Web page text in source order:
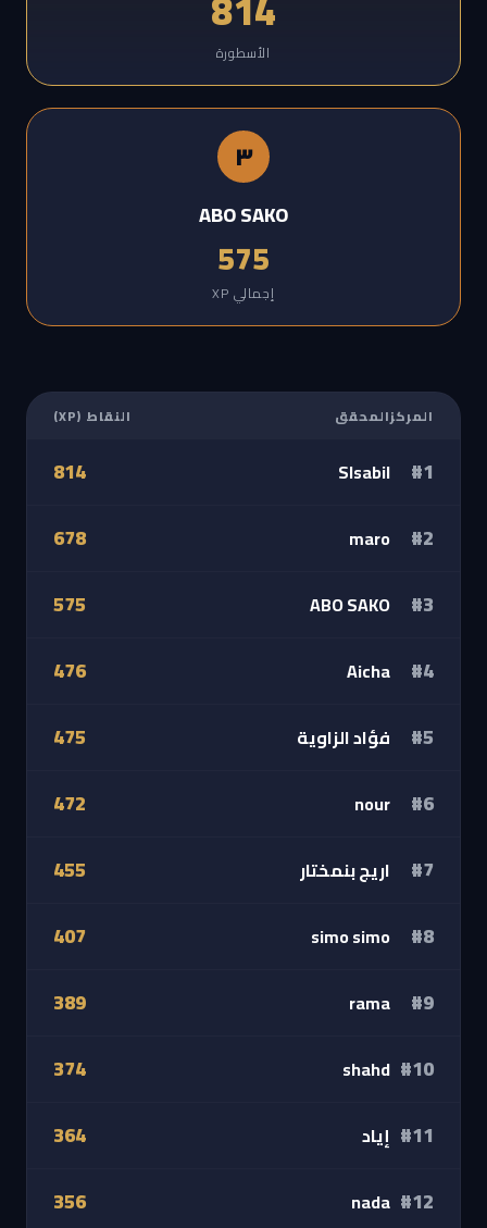
الأسطورة
٣
ABO SAKO
575
إجمالي XP
المركزالمحقق النقاط (XP)
#1
Slsabil
814
#2
maro
678
#3
ABO SAKO
575
#4
Aicha
476
#5
فؤاد الزاوية
475
#6
nour
472
#7
اريج بنمختار
455
#8
simo simo
407
#9
rama
389
#10
shahd
374
#11 إياد
364
#12
nada
356